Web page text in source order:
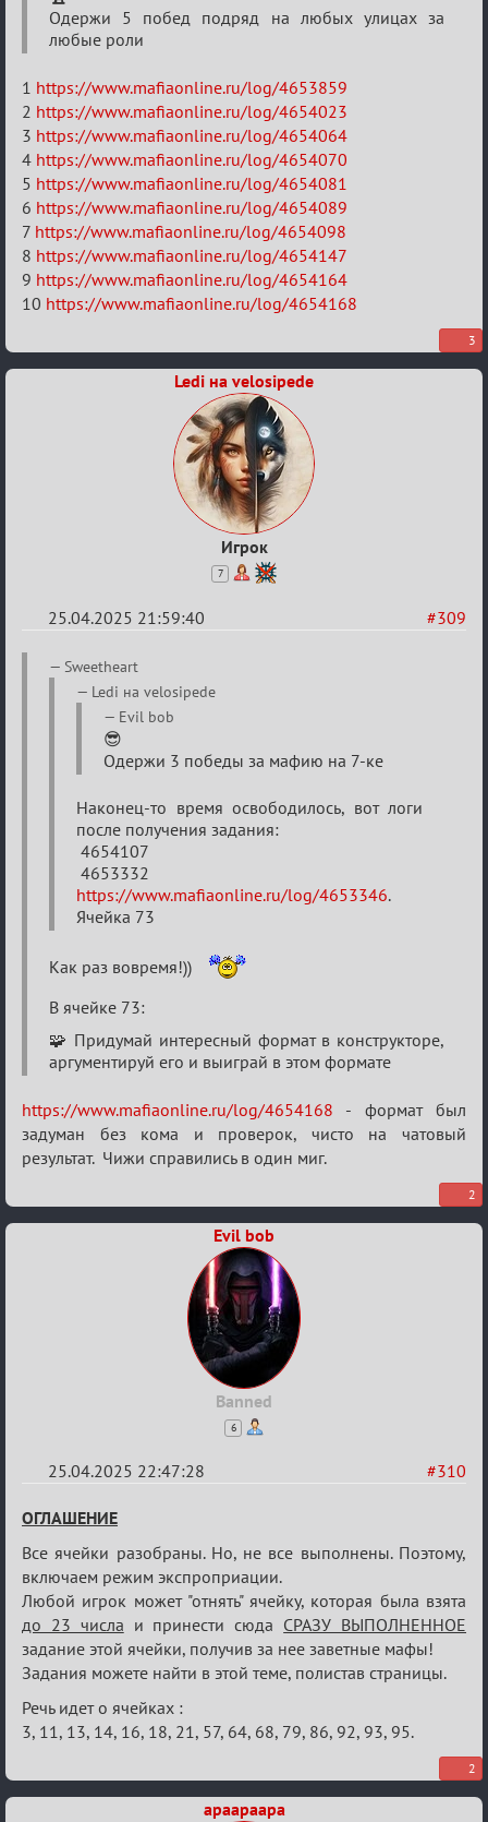
⚡Evil
Одержи 5 побед подряд на любых улицах за
любые роли
1 https://www.mafiaonline.ru/log/4653859
2 https://www.mafiaonline.ru/log/4654023
3 https://www.mafiaonline.ru/log/4654064
4 https://www.mafiaonline.ru/log/4654070
5 https://www.mafiaonline.ru/log/4654081
6 https://www.mafiaonline.ru/log/4654089
7 https://www.mafiaonline.ru/log/4654098
8 https://www.mafiaonline.ru/log/4654147
9 https://www.mafiaonline.ru/log/4654164
10 https://www.mafiaonline.ru/log/4654168
3
Ledi на velosipede
Игрок
7
#309
25.04.2025 21:59:40
Re:
Sweet
Sweetheart
Ledi на velosipede
Evil bob
😎
Одержи 3 победы за мафию на 7-ке
Наконец-то время освободилось, вот логи
после получения задания:
4654107
4653332
https://www.mafiaonline.ru/log/4653346.
Ячейка 73
Как раз вовремя!))
В ячейке 73:
🧩 Придумай интересный формат в конструкторе,
аргументируй его и выиграй в этом формате
https://www.mafiaonline.ru/log/4654168 - формат был
задуман без кома и проверок, чисто на чатовый
результат. Чижи справились в один миг.
2
Evil bob
Banned
6
#310
25.04.2025 22:47:28
Re:
Sweet
⚡Evil
ОГЛАШЕНИЕ
Все ячейки разобраны. Но, не все выполнены. Поэтому,
включаем режим экспроприации.
Любой игрок может "отнять" ячейку, которая была взята
до 23 числа и принести сюда СРАЗУ ВЫПОЛНЕННОЕ
задание этой ячейки, получив за нее заветные мафы!
Задания можете найти в этой теме, полистав страницы.
Речь идет о ячейках :
3, 11, 13, 14, 16, 18, 21, 57, 64, 68, 79, 86, 92, 93, 95.
2
apaapaapa